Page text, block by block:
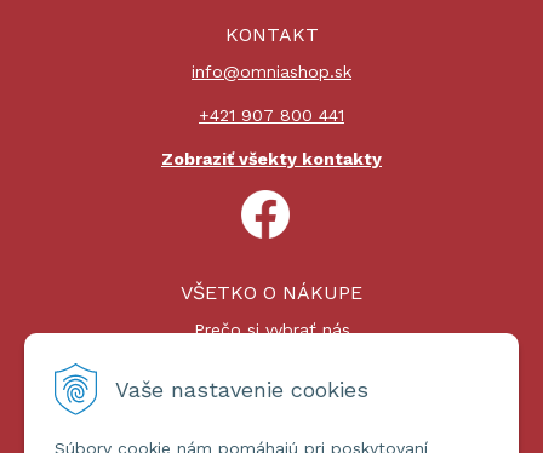
Vaše nastavenie cookies
Súbory cookie nám pomáhajú pri poskytovaní
KONTAKT
info@omniashop.sk
+421 907 800 441
Zobraziť všekty kontakty
VŠETKO O NÁKUPE
Prečo si vybrať nás
Platby a doprava